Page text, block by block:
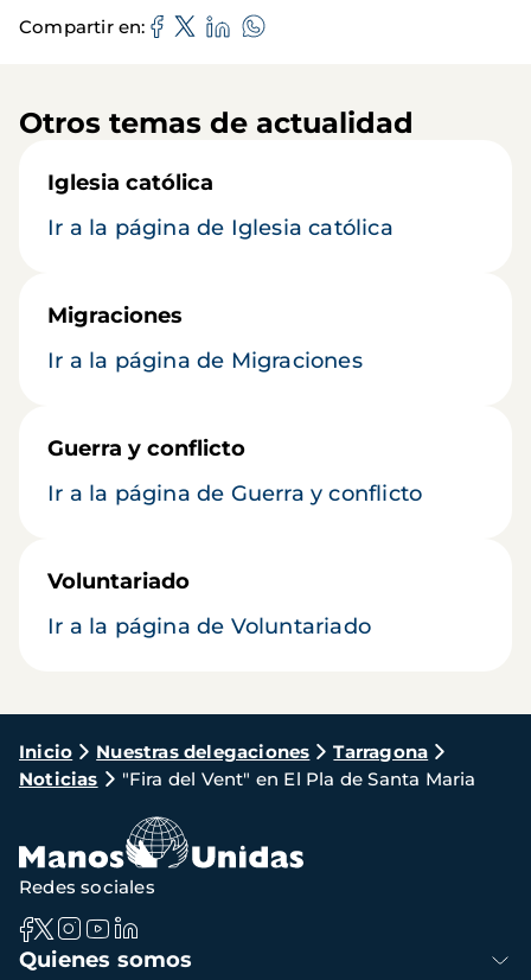
Compartir en
Otros temas de actualidad
Iglesia católica
Ir a la página de Iglesia católica
Migraciones
Ir a la página de Migraciones
Guerra y conflicto
Ir a la página de Guerra y conflicto
Voluntariado
Ir a la página de Voluntariado
Ruta
de
navegación
Inicio Nuestras delegaciones
Tarragona
Noticias
"Fira del Vent" en El Pla de Santa Maria
Navegación
Quienes somos
Redes sociales